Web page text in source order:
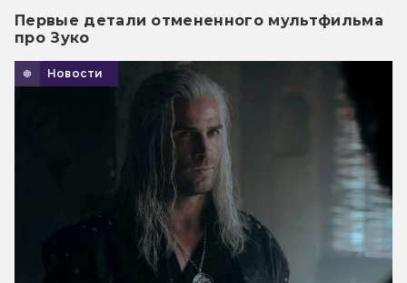
Первые детали отмененного мультфильма
про Зуко
Новости